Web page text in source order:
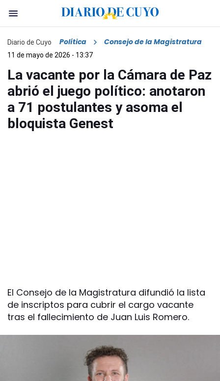
Diario de Cuyo Política Consejo de la Magistratura
11 de mayo de 2026 - 13:37
La vacante por la Cámara de Paz
abrió el juego político: anotaron
a 71 postulantes y asoma el
bloquista Genest
El Consejo de la Magistratura difundió la lista
de inscriptos para cubrir el cargo vacante
tras el fallecimiento de Juan Luis Romero.